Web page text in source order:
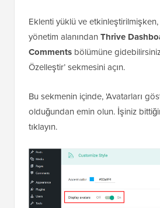
Eklenti yüklü ve
yönetim alanından Thrive
Comments bölümüne
Özelleştir’ sekmesini açın.
Bu sekmenin içinde, 'Avatarları
olduğundan emin olun. İşiniz
tıklayın.